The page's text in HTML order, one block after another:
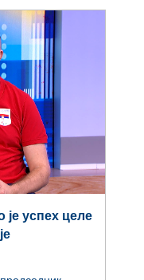
је успех целе